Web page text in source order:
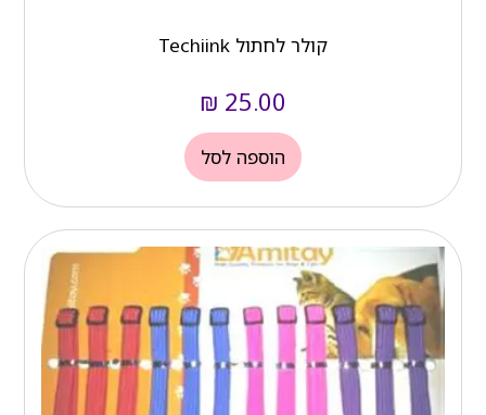
קולר לחתול Techiink
₪ 25.00
הוספה לסל